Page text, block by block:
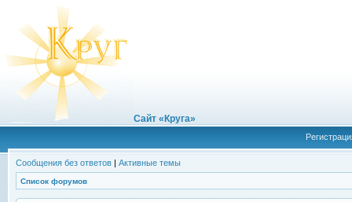
Сайт «Круга»
Сообщения без ответов | Активные темы
Список форумов